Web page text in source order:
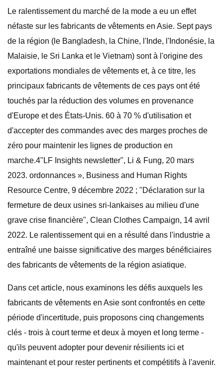
Le ralentissement du marché de la mode a eu un effet
néfaste sur les fabricants de vêtements en Asie. Sept pays
de la région (le Bangladesh, la Chine, l'Inde, l'Indonésie, la
Malaisie, le Sri Lanka et le Vietnam) sont à l'origine des
exportations mondiales de vêtements et, à ce titre, les
principaux fabricants de vêtements de ces pays ont été
touchés par la réduction des volumes en provenance
d'Europe et des États-Unis. 60 à 70 % d'utilisation et
d'accepter des commandes avec des marges proches de
zéro pour maintenir les lignes de production en
marche.4"LF Insights newsletter", Li & Fung, 20 mars
2023. ordonnances », Business and Human Rights
Resource Centre, 9 décembre 2022 ; "Déclaration sur la
fermeture de deux usines sri-lankaises au milieu d'une
grave crise financière", Clean Clothes Campaign, 14 avril
2022. Le ralentissement qui en a résulté dans l'industrie a
entraîné une baisse significative des marges bénéficiaires
des fabricants de vêtements de la région asiatique.
Dans cet article, nous examinons les défis auxquels les
fabricants de vêtements en Asie sont confrontés en cette
période d'incertitude, puis proposons cinq changements
clés - trois à court terme et deux à moyen et long terme -
qu'ils peuvent adopter pour devenir résilients ici et
maintenant et pour rester pertinents et compétitifs à l'avenir.